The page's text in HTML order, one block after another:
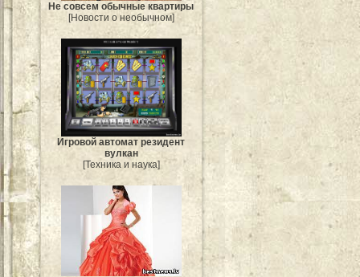
Не совсем обычные квартиры
[Новости о необычном]
Игровой автомат резидент
вулкан
[Техника и наука]